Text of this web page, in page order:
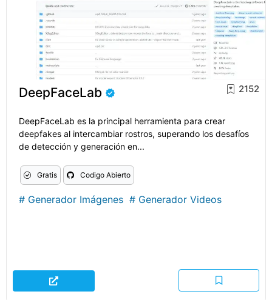
DeepFaceLab 2152
DeepFaceLab es la principal herramienta para crear
deepfakes al intercambiar rostros, superando los desafíos
de detección y generación en...
Gratis Codigo Abierto
# Generador Imágenes # Generador Videos